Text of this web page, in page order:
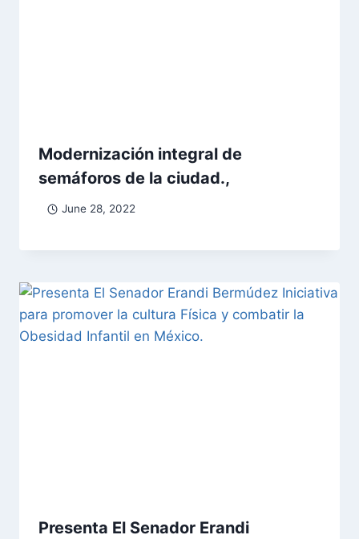
Modernización integral de
semáforos de la ciudad.,
June 28, 2022
Presenta El Senador Erandi